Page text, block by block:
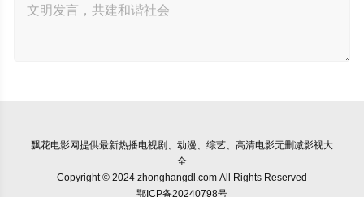
飘花电影网提供最新热播电视剧、动漫、综艺、高清电影无删减影视大
全
Copyright © 2024 zhonghangdl.com All Rights Reserved
鄂ICP备20240798号